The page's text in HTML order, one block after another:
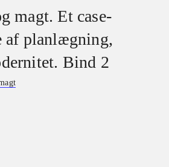
magt. Et case-
af planlægning,
Bind 2